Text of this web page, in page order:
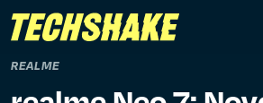
REALME